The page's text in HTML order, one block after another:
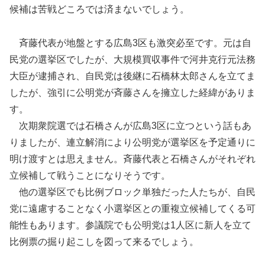
候補は苦戦どころでは済まないでしょう。
斉藤代表が地盤とする広島3区も激突必至です。元は自
民党の選挙区でしたが、大規模買収事件で河井克行元法務
大臣が逮捕され、自民党は後継に石橋林太郎さんを立てま
したが、強引に公明党が斉藤さんを擁立した経緯がありま
す。
次期衆院選では石橋さんが広島3区に立つという話もあ
りましたが、連立解消により公明党が選挙区を予定通りに
明け渡すとは思えません。斉藤代表と石橋さんがそれぞれ
立候補して戦うことになりそうです。
他の選挙区でも比例ブロック単独だった人たちが、自民
党に遠慮することなく小選挙区との重複立候補してくる可
能性もあります。参議院でも公明党は1人区に新人を立て
比例票の掘り起こしを図って来るでしょう。